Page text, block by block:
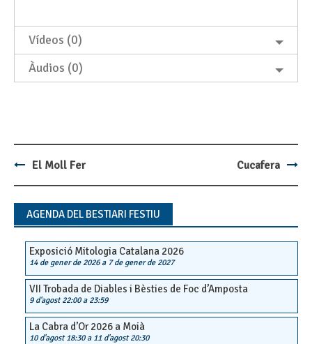
Vídeos (0)
Àudios (0)
Post
navigation
El Moll Fer Cucafera
AGENDA DEL BESTIARI FESTIU
Exposició Mitologia Catalana 2026
14 de gener de 2026a 7 de gener de 2027
VII Trobada de Diables i Bèsties de Foc d’Amposta
9 d'agost 22:00a 23:59
La Cabra d’Or 2026 a Moià
10 d'agost 18:30a 11 d'agost 20:30